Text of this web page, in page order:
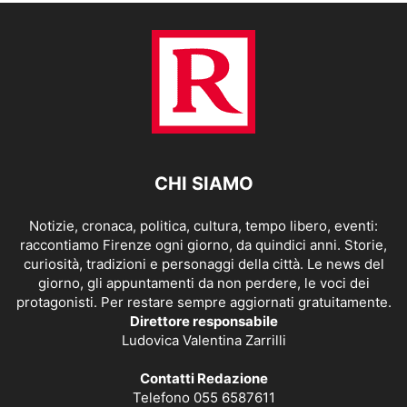
CHI SIAMO
Notizie, cronaca, politica, cultura, tempo libero, eventi:
raccontiamo Firenze ogni giorno, da quindici anni. Storie,
curiosità, tradizioni e personaggi della città. Le news del
giorno, gli appuntamenti da non perdere, le voci dei
protagonisti. Per restare sempre aggiornati gratuitamente.
Direttore responsabile
Ludovica Valentina Zarrilli
Contatti Redazione
Telefono 055 6587611